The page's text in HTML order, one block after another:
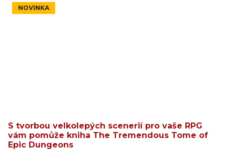
NOVINKA
S tvorbou velkolepých scenerií pro vaše RPG
vám pomůže kniha The Tremendous Tome of
Epic Dungeons